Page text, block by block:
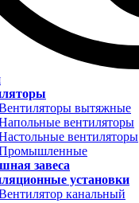
вытяжные
вентиляторы
вентиляторы
завеса
установки
канальный